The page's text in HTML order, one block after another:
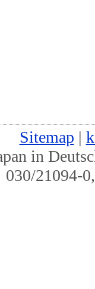
Sitemap |
in
030/21094-